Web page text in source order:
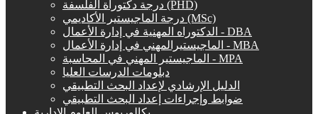
درجة دكتوراة الفلسفة (PHD)
درجة الماجيستير الأكاديمي (MSc)
الدكتوراه المهنية في إدارة الأعمال - DBA
الماجيستيرالمهني في إدارة الأعمال - MBA
الماجيستير المهني في المحاسبة - MPA
دبلومات الدرسات العليا
الدليل الإرشادي لإعداد البحث التطبيقي
ضوابط وإجراءات إعداد البحث التطبيقي